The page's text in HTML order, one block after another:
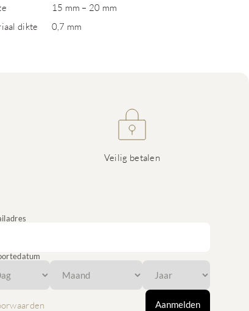
15 mm – 20 mm
dikte
0,7 mm
Veilig betalen
Aanmelden